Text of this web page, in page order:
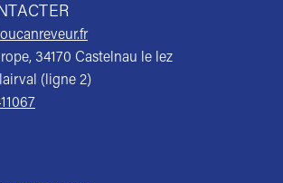
34170 Castelnau le lez
(ligne 2)